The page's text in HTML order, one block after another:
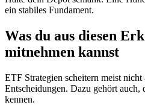
ein stabiles Fundament.
Was du aus diesen
mitnehmen kannst
ETF Strategien scheitern meist nicht
Entscheidungen. Dazu gehört
kennen.